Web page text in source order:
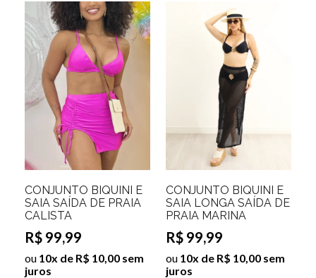
CONJUNTO BIQUINI E
SAIA SAÍDA DE PRAIA
CALISTA
R$ 99,99
ou 10x de R$ 10,00 sem
juros
CONJUNTO BIQUINI E
SAIA LONGA SAÍDA DE
PRAIA MARINA
R$ 99,99
ou 10x de R$ 10,00 sem
juros